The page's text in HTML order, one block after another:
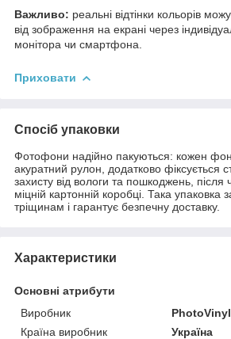
Важливо: реальні відтінки кольорів
від зображення на екрані через
монітора чи смартфона.
Приховати
Спосіб упаковки
Фотофони надійно пакуються: кожен фон
акуратний рулон, додатково фіксується
захисту від вологи та пошкоджень, після
міцній картонній коробці. Така упаковка
тріщинам і гарантує безпечну доставку.
Характеристики
Основні атрибути
Виробник
PhotoVinyl
Країна виробник
Україна